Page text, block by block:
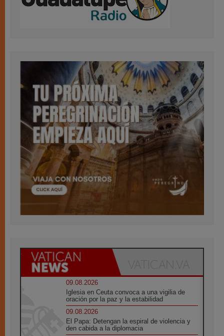
09.08.2026
Iglesia en Ceuta convoca a una vigilia de
oración por la paz y la estabilidad
09.08.2026
El Papa: Detengan la espiral de violencia y
den cabida a la diplomacia